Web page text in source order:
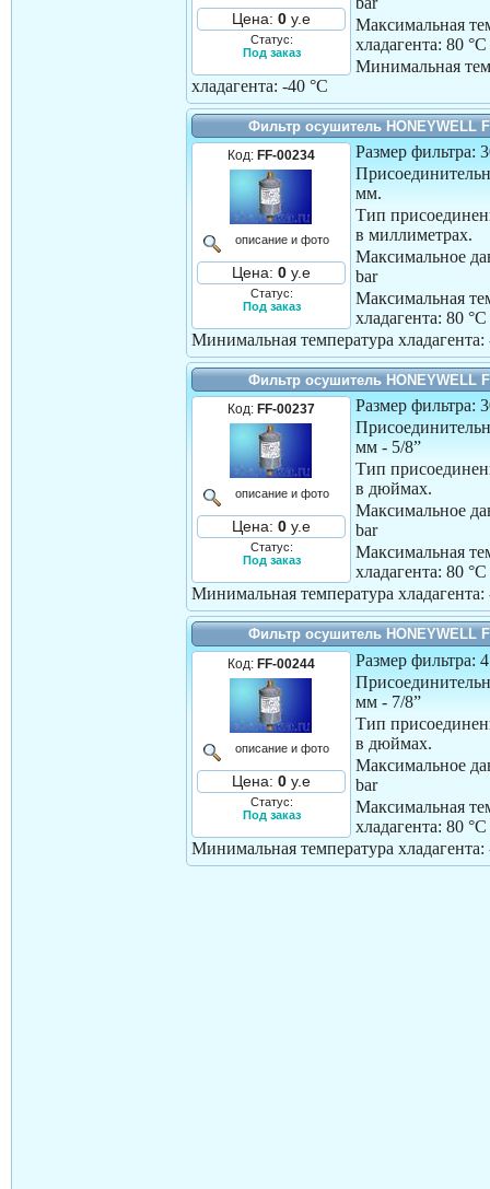
Цена: 0 у.е
Статус:
Под заказ
Максимальная
хладагента:80 °C
Минимальная
хладагента:-40 °C
Фильтр осушитель HONEYWELL
Код: FF-00234
описание и фото
Цена: 0 у.е
Статус:
Под заказ
Размер фильтра:
мм.
Тип
в миллиметрах.
Максимальное
bar
Максимальная
хладагента:80 °C
Минимальная температура хладагента:
Фильтр осушитель HONEYWELL
Код: FF-00237
описание и фото
Цена: 0 у.е
Статус:
Под заказ
Размер фильтра:
мм - 5/8”
Тип
в дюймах.
Максимальное
bar
Максимальная
хладагента:80 °C
Минимальная температура хладагента:
Фильтр осушитель HONEYWELL
Код:FF-00244
описание и фото
Цена: 0 у.е
Статус:
Под заказ
Размер фильтра:
мм - 7/8”
Тип
в дюймах.
Максимальное
bar
Максимальная
хладагента:80 °C
Минимальная температура хладагента: